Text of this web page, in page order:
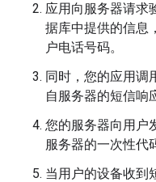
应用向服务器请求
据库中提供的信息
户电话号码。
同时，您的应用调
自服务器的短信响
您的服务器向用户
服务器的一次性代
当用户的设备收到